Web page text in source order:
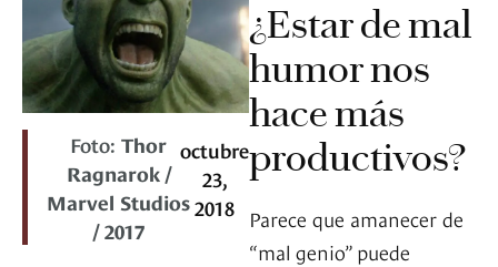
Foto:Thor
Ragnarok /
Marvel Studios
/ 2017
octubre
23,
2018
¿Estar de mal
humor nos
hace más
productivos?
Parece que amanecer de
“mal genio” puede